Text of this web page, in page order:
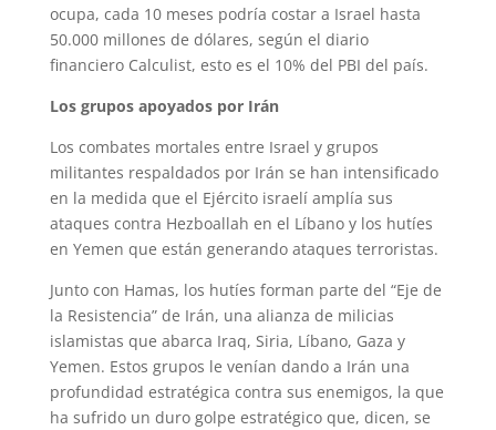
ocupa, cada 10 meses podría costar a Israel hasta
50.000 millones de dólares, según el diario
financiero Calculist, esto es el 10% del PBI del país.
Los grupos apoyados por Irán
Los combates mortales entre Israel y grupos
militantes respaldados por Irán se han intensificado
en la medida que el Ejército israelí amplía sus
ataques contra Hezboallah en el Líbano y los hutíes
en Yemen que están generando ataques terroristas.
Junto con Hamas, los hutíes forman parte del “Eje de
la Resistencia” de Irán, una alianza de milicias
islamistas que abarca Iraq, Siria, Líbano, Gaza y
Yemen. Estos grupos le venían dando a Irán una
profundidad estratégica contra sus enemigos, la que
ha sufrido un duro golpe estratégico que, dicen, se